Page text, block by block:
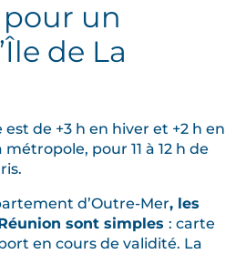
un
de La
de +3 h en hiver et +2 h en
pour 11 à 12 h de
d’Outre-Mer, les
sont simples : carte
en cours de validité. La